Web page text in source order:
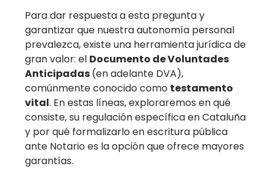
Para dar respuesta a esta pregunta y
garantizar que nuestra autonomía personal
prevalezca, existe una herramienta jurídica de
gran valor: el Documento de Voluntades
Anticipadas(en adelante DVA),
comúnmente conocido como testamento
vital. En estas líneas, exploraremos en qué
consiste, su regulación específica en Cataluña
y por qué formalizarlo en escritura pública
ante Notario es la opción que ofrece mayores
garantías.